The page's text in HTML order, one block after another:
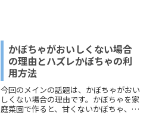
かぼちゃがおいしくない場合
の理由とハズレかぼちゃの利
用方法
今回のメインの話題は、かぼちゃがおい
しくない場合の理由です。かぼちゃを家
庭菜園で作ると、甘くないかぼちゃ、水